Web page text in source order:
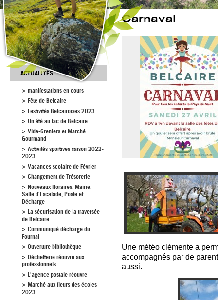
ACTUALITÉS
manifestations en cours
Fête de Belcaire
Festivités Belcairoises 2023
Un été au lac de Belcaire
Vide-Greniers et Marché
Gourmand
Activités sportives saison 2022-
2023
Vacances scolaire de Février
Changement de Trésorerie
Nouveaux Horaires, Mairie,
Salle d'Escalade, Poste et
Décharge
La sécurisation de la traversée
de Belcaire
Communiqué décharge du
Fournal
Ouverture bibliothèque
Déchetterie réouvre aux
professionnels
L'agence postale réouvre
Marché aux fleurs des écoles
2023
Carnaval
Une météo clémente a
accompagnés par de
aussi.